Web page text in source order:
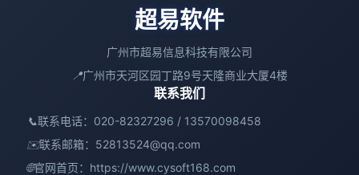
超易软件
广州市超易信息科技有限公司
📍广州市天河区园丁路9号天隆商业大厦4楼
联系我们
📞联系电话：020-82327296 / 13570098458
✉️联系邮箱： 52813524@qq.com
🌐官网首页： https://www.cysoft168.com